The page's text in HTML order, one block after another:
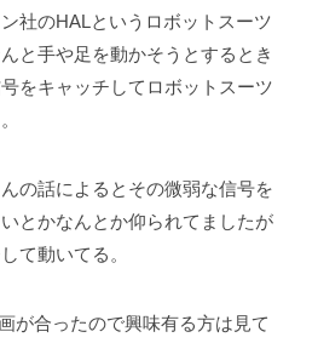
社のHALというロボットスーツ
と手や足を動かそうとするとき
をキャッチしてロボットスーツ
の話によるとその微弱な信号を
とかなんとか仰られてましたが
て動いてる。
が合ったので興味有る方は見て